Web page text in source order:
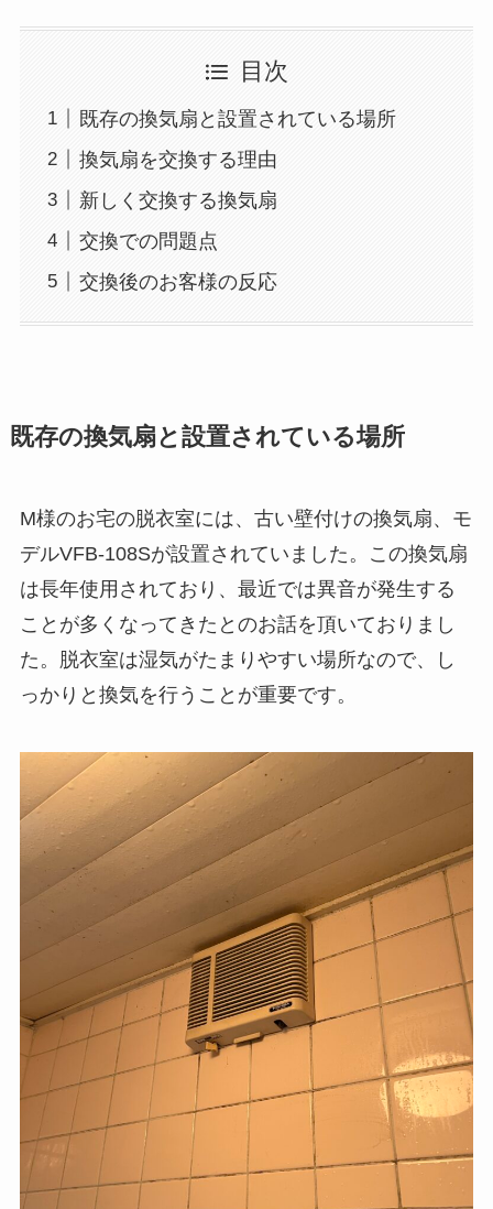
目次
既存の換気扇と設置されている場所
換気扇を交換する理由
新しく交換する換気扇
交換での問題点
交換後のお客様の反応
既存の換気扇と設置されている場所
M様のお宅の脱衣室には、古い壁付けの換気扇、モ
デルVFB-108Sが設置されていました。この換気扇
は長年使用されており、最近では異音が発生する
ことが多くなってきたとのお話を頂いておりまし
た。脱衣室は湿気がたまりやすい場所なので、し
っかりと換気を行うことが重要です。